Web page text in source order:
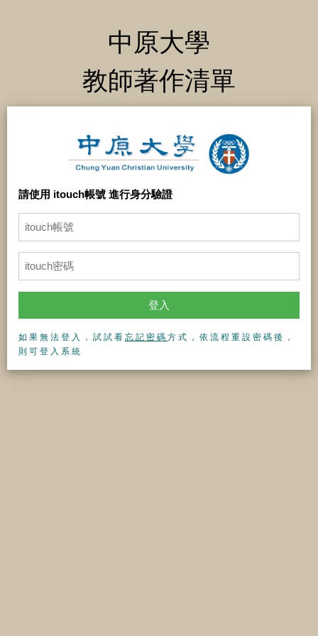
中原大學
教師著作清單
請使用 itouch帳號 進行身分驗證
登入
如果無法登入，試試看 忘記密碼 方式，依流程重設密碼後，
則可登入系統